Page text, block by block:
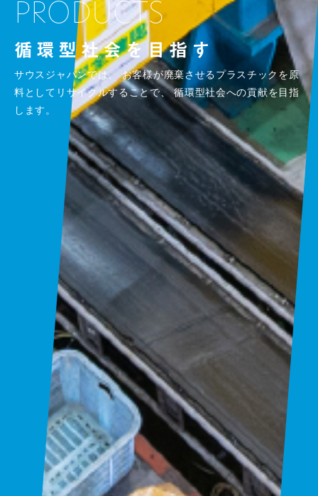
PRODUCTS
循環型社会を目指す
サウスジャパンでは、お客様が廃棄させるプラスチックを原
料としてリサイクルすることで、循環型社会への貢献を目指
します。